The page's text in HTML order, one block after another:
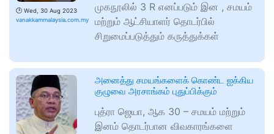
🕑 Wed, 30 Aug 2023
vanakkammalaysia.com.my
முகநூலில் 3 R எனப்படும் இன , சமயம்
மற்றும் ஆட்சியாளர் தொடர்பில்
சிறுமைப்படுத்தும் கருத்துக்கள்
அனைத்து சமயங்களைக் கொண்ட ஐக்கிய
குழுவை அரசாங்கம் புதுப்பிக்கும்
புத்ரா ஜெயா, ஆக 30 – சமயம் மற்றும்
இனம் தொடர்பான விவகாரங்களை